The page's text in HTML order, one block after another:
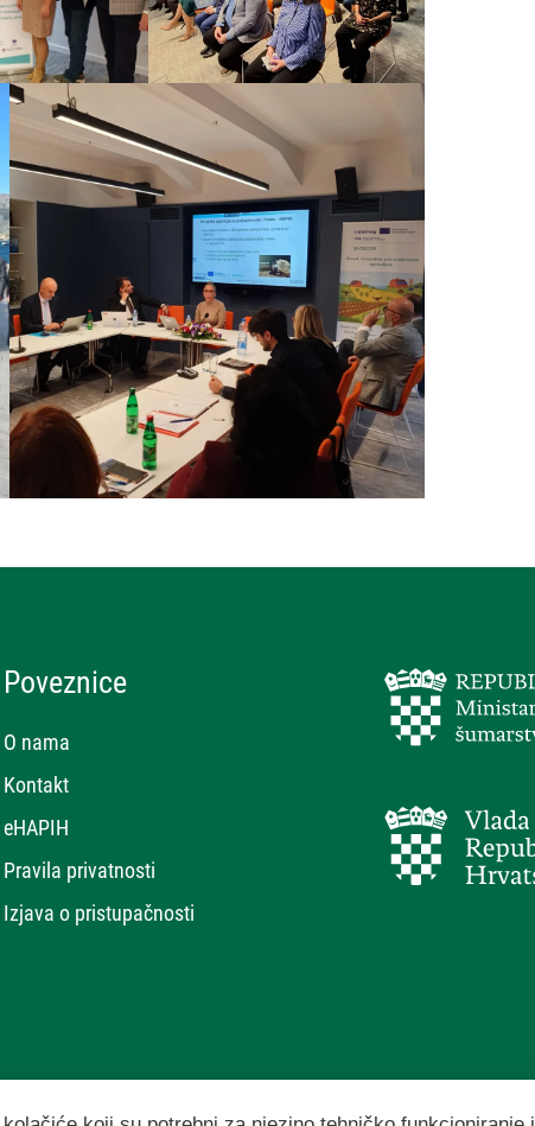
Poveznice
O nama
Kontakt
eHAPIH
Pravila privatnosti
Izjava o pristupačnosti